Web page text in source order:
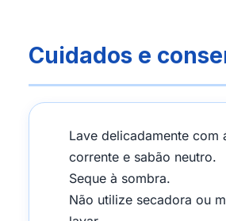
Cuidados e
Lave delicadamente com
corrente e sabão neutro.
Seque à sombra.
Não utilize secadora ou